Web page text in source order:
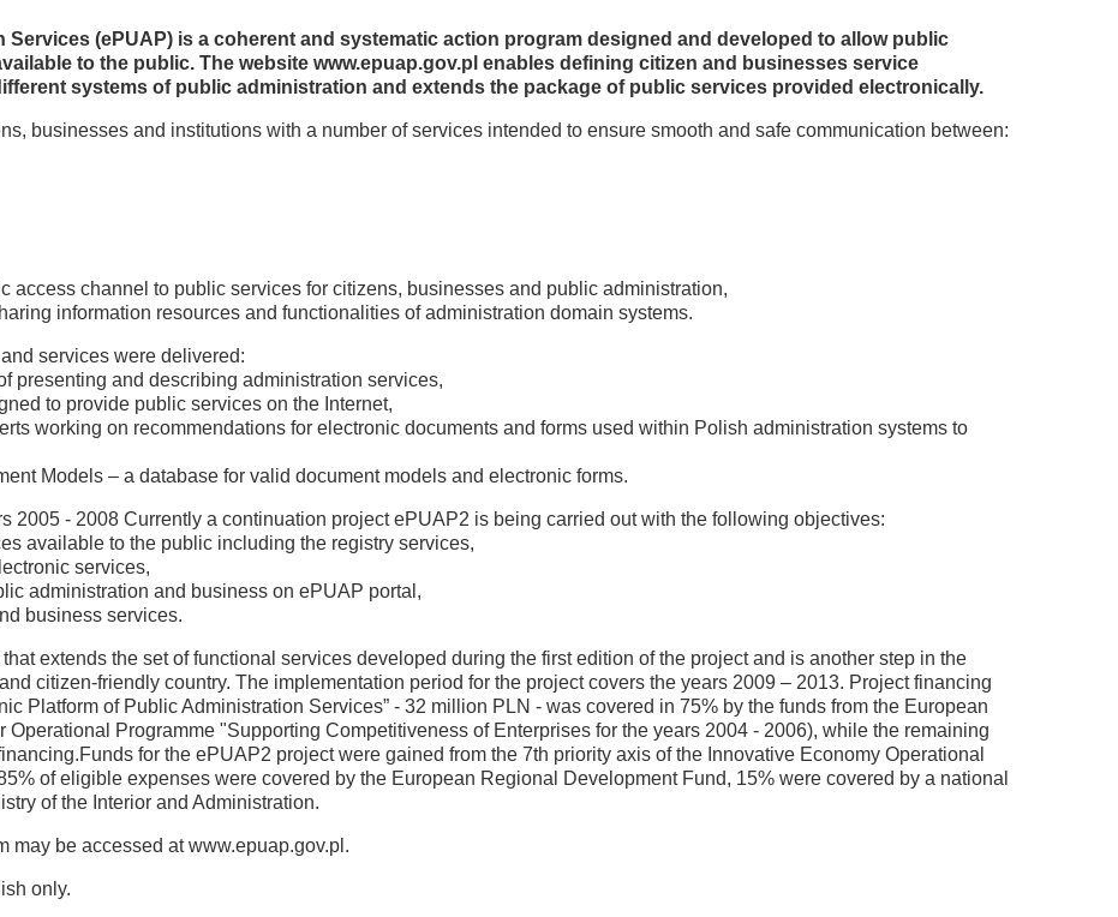
(ePUAP) is a coherent and systematic action program designed and developed to allow public
to the public. The website www.epuap.gov.pl enables defining citizen and businesses service
systems of public administration and extends the package of public services provided electronically.
businesses and institutions with a number of services intended to ensure smooth and safe communication between:
access channel to public services for citizens, businesses and public administration,
information resources and functionalities of administration domain systems.
services were delivered:
presenting and describing administration services,
to provide public services on the Internet,
working on recommendations for electronic documents and forms used within Polish administration systems to
Models – a database for valid document models and electronic forms.
2005 - 2008 Currently a continuation project ePUAP2 is being carried out with the following objectives:
available to the public including the registry services,
services,
administration and business on ePUAP portal,
business services.
extends the set of functional services developed during the first edition of the project and is another step in the
citizen-friendly country. The implementation period for the project covers the years 2009 – 2013. Project financing
Platform of Public Administration Services” - 32 million PLN - was covered in 75% by the funds from the European
Programme "Supporting Competitiveness of Enterprises for the years 2004 - 2006), while the remaining
for the ePUAP2 project were gained from the 7th priority axis of the Innovative Economy Operational
of eligible expenses were covered by the European Regional Development Fund, 15% were covered by a national
of the Interior and Administration.
may be accessed at www.epuap.gov.pl.
only.